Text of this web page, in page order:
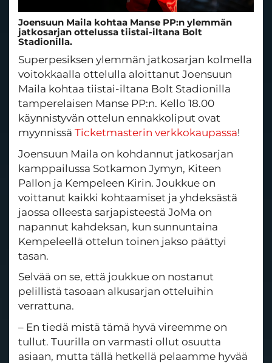
Joensuun Maila kohtaa Manse PP:n ylemmän
jatkosarjan ottelussa tiistai-iltana Bolt
Stadionilla.
Superpesiksen ylemmän jatkosarjan kolmella
voitokkaalla ottelulla aloittanut Joensuun
Maila kohtaa tiistai-iltana Bolt Stadionilla
tamperelaisen Manse PP:n. Kello 18.00
käynnistyvän ottelun ennakkoliput ovat
myynnissä Ticketmasterin verkkokaupassa!
Joensuun Maila on kohdannut jatkosarjan
kamppailussa Sotkamon Jymyn, Kiteen
Pallon ja Kempeleen Kirin. Joukkue on
voittanut kaikki kohtaamiset ja yhdeksästä
jaossa olleesta sarjapisteestä JoMa on
napannut kahdeksan, kun sunnuntaina
Kempeleellä ottelun toinen jakso päättyi
tasan.
Selvää on se, että joukkue on nostanut
pelillistä tasoaan alkusarjan otteluihin
verrattuna.
– En tiedä mistä tämä hyvä vireemme on
tullut. Tuurilla on varmasti ollut osuutta
asiaan, mutta tällä hetkellä pelaamme hyvää